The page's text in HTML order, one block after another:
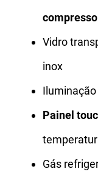
Vidro
inox
Painel
Gás